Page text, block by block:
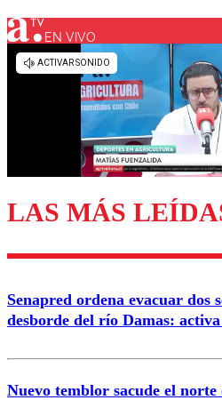
EN VIVO
LAS MÁS
Senapred ordena evacuar dos
desborde del río Damas:
Nuevo temblor sacude el